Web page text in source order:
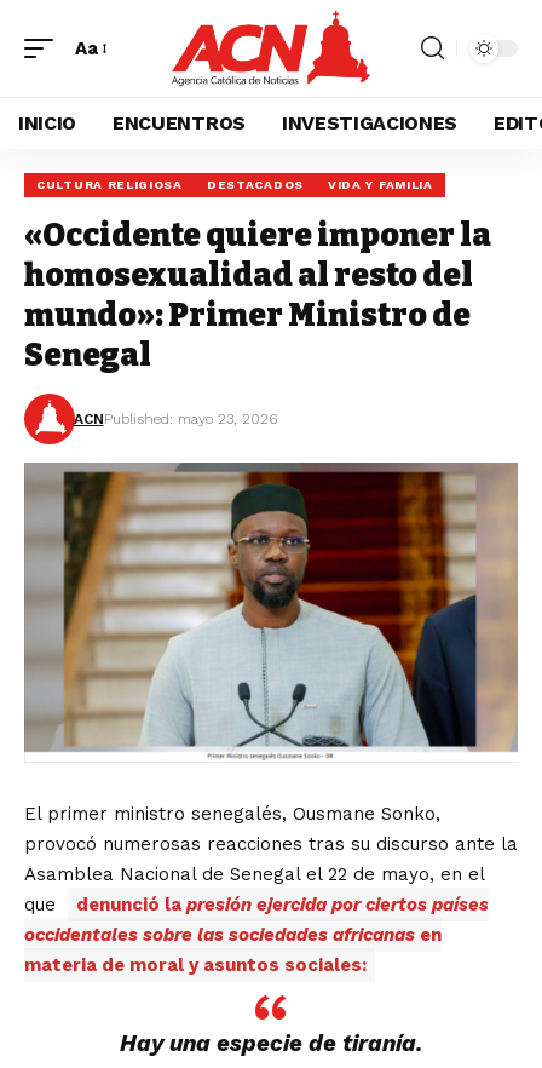
Aa
INICIO ENCUENTROS INVESTIGACIONES
CULTURA RELIGIOSA DESTACADOS VIDA Y FAMILIA
«Occidente quiere imponer la
homosexualidad al resto del
mundo»: Primer Ministro de
Senegal
ACNPublished: mayo 23, 2026
El primer ministro senegalés, Ousmane Sonko,
provocó numerosas reacciones tras su discurso ante la
Asamblea Nacional de Senegal el 22 de mayo, en el
que
denunció la presión ejercida por ciertos países
occidentales sobre las sociedades africanas en
materia de moral y asuntos sociales:
Hay una especie de tiranía.